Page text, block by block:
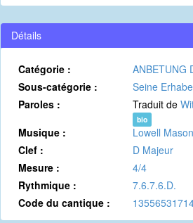
Détails
Catégorie :
ANBETUNG
Sous-catégorie :
Seine
Paroles :
Traduit de
bio
Musique : Lowell Mason
Clef :
D Majeur
Mesure :
4/4
Rythmique :
7.6.7.6.D.
Code du cantique :